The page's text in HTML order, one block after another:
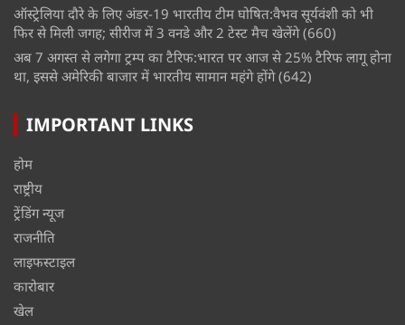
ऑस्ट्रेलिया दौरे के लिए अंडर-19 भारतीय टीम घोषित:वैभव सूर्यवंशी को भी
फिर से मिली जगह; सीरीज में 3 वनडे और 2 टेस्ट मैच खेलेंगे (660)
अब 7 अगस्त से लगेगा ट्रम्प का टैरिफ:भारत पर आज से 25% टैरिफ लागू होना
था, इससे अमेरिकी बाजार में भारतीय सामान महंगे होंगे (642)
IMPORTANT LINKS
होम
राष्ट्रीय
ट्रेंडिंग न्यूज
राजनीति
लाइफस्टाइल
कारोबार
खेल